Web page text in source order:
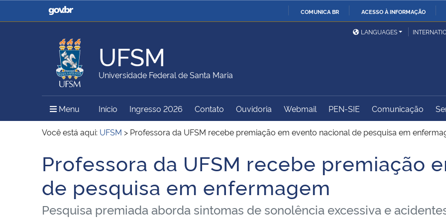
COMUNICA BR ACESSO À INFORMAÇÃO
Casa Civil
Ministério da Justiça e
Ministério da Defesa
Ministério das Relações
Exteriores
Ministério da Agricultura,
Pecuária e Abastecimento
Ministério da Educação
Ministério do Meio Ambiente Ministério do Turismo
Ministério do
Desenvolvimento Regional
Controladoria-Geral da
União
Secretaria de Governo
Gabinete de Segurança
Institucional
Advocacia-Geral da União Banco Central do Brasil
LANGUAGES
UFSM
Universidade Federal de Santa Maria
Menu Menu Principal do Sítio
Início Ingresso 2026 Contato Ouvidoria Webmail PEN-SIE Comunicação
Você está aqui: UFSM > Professora da UFSM recebe premiação em evento nacional de pesquisa em
Início do conteúdo
Professora da UFSM recebe premiação
de pesquisa em enfermagem
Pesquisa premiada aborda sintomas de sonolência excessiva e